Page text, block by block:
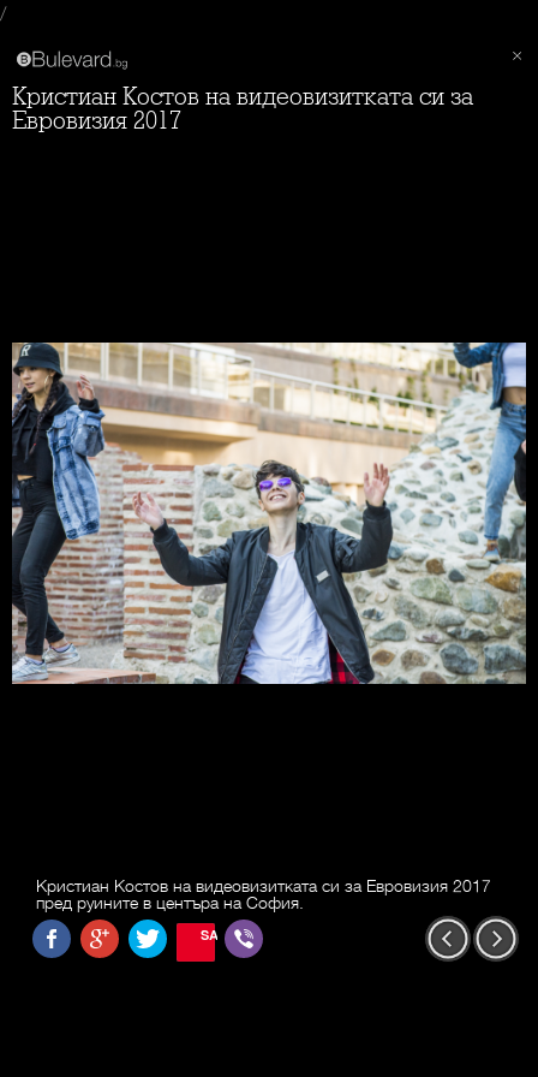
/
Кристиан Костов на видеовизитката си за
Евровизия 2017
Кристиан Костов на видеовизитката си за Евровизия 2017
пред руините в центъра на София.
SAVE